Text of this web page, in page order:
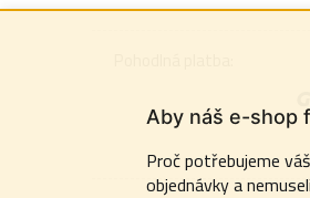
Aby náš e-shop
Proč potřebujeme
objednávky a